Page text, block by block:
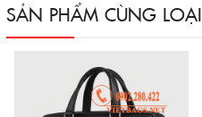
SẢN PHẨM CÙNG LOẠI